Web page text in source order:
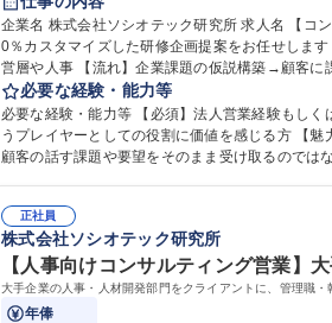
企業名 株式会社ソシオテック研究所 求人名 【コンサルティング営業】マネジメントや育成経験を企業の人材開発支援に昇華 仕事の内容 企業の組織課題をヒアリングし、10
0％カスタマイズした研修企画提案をお任せしま
営層や人事 【流れ】企業課題の仮説構築→顧客に課題ヒアリング※1人あたり担当は約20社→課題解決に向けた研修・施策の企画提案→受注後は詳細設計/講師・開発チーム
との連携→研修実施※研修講師は専任が実施→振り
組み合わせたプログラムを開発・実施【入社後の流れ】入社後1ヶ月間の座学研修→
材開発支援に昇華
必要な経験・能力等
必要な経験・能力等 【必須】法人営業経験もし
うプレイヤーとしての役割に価値を感じる方 【魅力】日本の大手企業の人材に研修を行うことにより企業力の向上に貢献。ソリューション提供の前段のプロセスを重視し、
顧客の話す課題や要望をそのまま受け取るのでは
正社員
株式会社ソシオテック研究所
【人事向けコンサルティング営業】
大手企業の人事・人材開発部門をクライアントに、管理職
年俸